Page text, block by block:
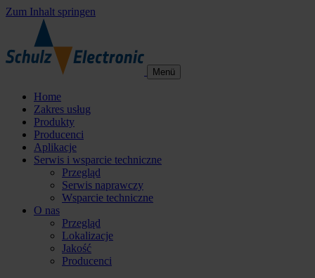
Zum Inhalt springen
Menü
Home
Zakres usług
Produkty
Producenci
Aplikacje
Serwis i wsparcie techniczne
Przegląd
Serwis naprawczy
Wsparcie techniczne
O nas
Przegląd
Lokalizacje
Jakość
Producenci